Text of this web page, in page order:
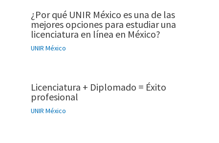
¿Por qué UNIR México es una de las
mejores opciones para estudiar una
licenciatura en línea en México?
UNIR México
Licenciatura + Diplomado = Éxito
profesional
UNIR México